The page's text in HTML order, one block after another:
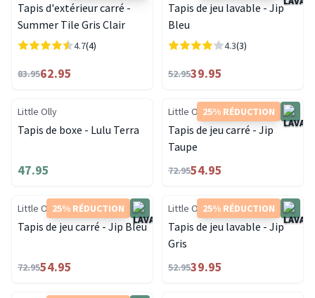
Tapis d'extérieur carré -
Summer Tile Gris Clair
4.7(4)
83.9562.95
Tapis de jeu lavable - Jip
Bleu
4.3(3)
52.9539.95
Little Olly
Tapis de boxe - Lulu Terra
47.95
25% RÉDUCTION
Little Olly
Tapis de jeu carré - Jip
Taupe
72.9554.95
25% RÉDUCTION
Little Olly
Tapis de jeu carré - Jip Bleu
72.9554.95
25% RÉDUCTION
Little Olly
Tapis de jeu lavable - Jip
Gris
52.9539.95